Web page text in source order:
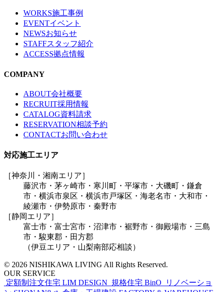
WORKS施工事例
EVENTイベント
NEWSお知らせ
STAFFスタッフ紹介
ACCESS拠点情報
COMPANY
ABOUT会社概要
RECRUIT採用情報
CATALOG資料請求
RESERVATION相談予約
CONTACTお問い合わせ
対応施工エリア
［神奈川・湘南エリア］
藤沢市・茅ヶ崎市・寒川町・平塚市・大磯町・鎌倉
市・横浜市泉区・横浜市戸塚区・海老名市・大和市・
綾瀬市・伊勢原市・秦野市
［静岡エリア］
富士市・富士宮市・沼津市・裾野市・御殿場市・三島
市・駿東郡・田方郡
（伊豆エリア・山梨南部応相談）
© 2026 NISHIKAWA LIVING All Rights Reserved.
OUR SERVICE
定額制注文住宅 LIM DESIGN 規格住宅 BinO
リノベーショ